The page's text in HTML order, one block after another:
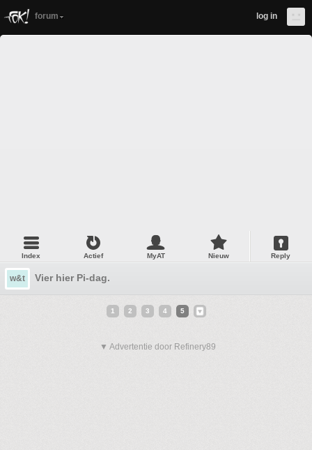
forum log in
Index Actief MyAT Nieuw Reply
w&t Vier hier Pi-dag.
1 2 3 4 5
▼ Advertentie door Refinery89